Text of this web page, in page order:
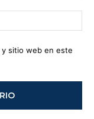
sitio web en este